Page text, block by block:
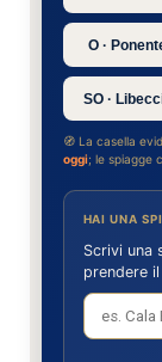
O ·
SO ·
🧭 La casella
oggi; le spiagge
HAI UNA
Scrivi una
prendere